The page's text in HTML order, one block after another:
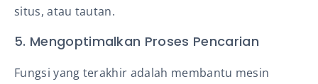
situs, atau tautan.
5. Mengoptimalkan Proses Pencarian
Fungsi yang terakhir adalah membantu mesin